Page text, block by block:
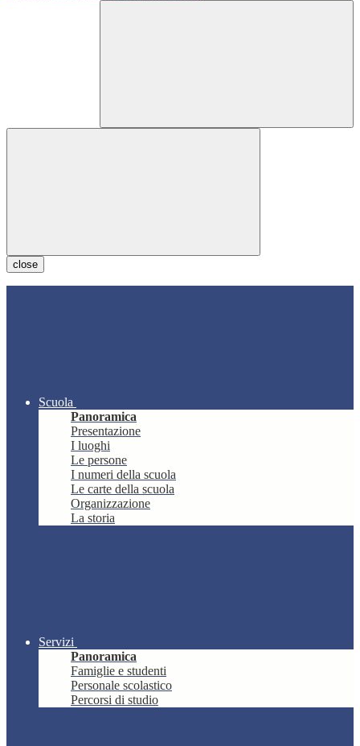
close
Scuola
Panoramica
Presentazione
I luoghi
Le persone
I numeri della scuola
Le carte della scuola
Organizzazione
La storia
Servizi
Panoramica
Famiglie e studenti
Personale scolastico
Percorsi di studio